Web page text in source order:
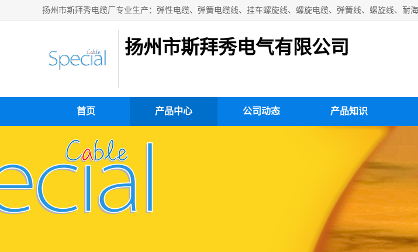
扬州市斯拜秀电气有限公司
首页 产品中心 公司动态 产品知识